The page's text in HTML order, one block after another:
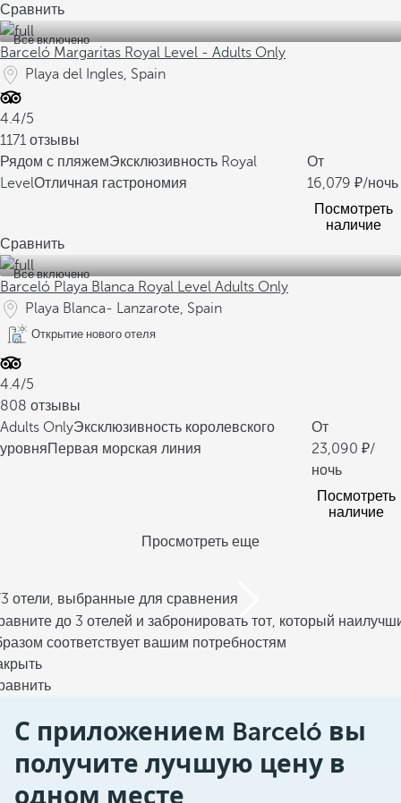
Сравнить
Все включено
Barceló Margaritas Royal Level - Adults Only
Playa del Ingles, Spain
4.4/5
1171 отзывы
Рядом с пляжемЭксклюзивность Royal
LevelОтличная гастрономия
От
16,079
/ночь
Посмотреть
наличие
Сравнить
Все включено
Barceló Playa Blanca Royal Level Adults Only
Playa Blanca- Lanzarote, Spain
Открытие нового отеля
4.4/5
808 отзывы
Adults OnlyЭксклюзивность королевского
уровняПервая морская линия
От
23,090
/
ночь
Посмотреть
наличие
Просмотреть еще
отели, выбранные для сравнения
до 3 отелей и забронировать тот, который
соответствует вашим потребностям
С приложением Barceló вы
получите лучшую цену в
одном месте